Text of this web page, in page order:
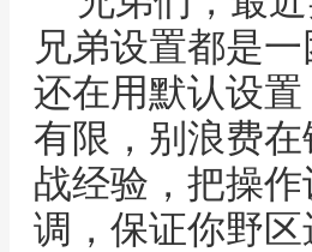
兄弟设置都是
还在用默认设
有限，别浪费
战经验，把操
调，保证你野